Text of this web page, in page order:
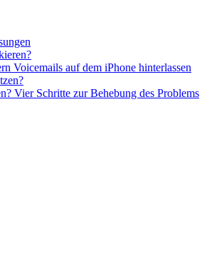
Voicemails auf dem iPhone hinterlassen
Vier Schritte zur Behebung des Problems